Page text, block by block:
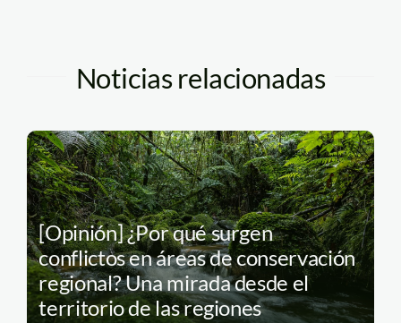
Noticias relacionadas
[Opinión] ¿Por qué surgen
conflictos en áreas de conservación
regional? Una mirada desde el
territorio de las regiones